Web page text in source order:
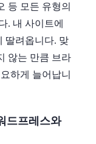
등 모든 유형의
. 내 사이트에
딸려옵니다. 맞
않는 만큼 브라
하게 늘어납니
드프레스와